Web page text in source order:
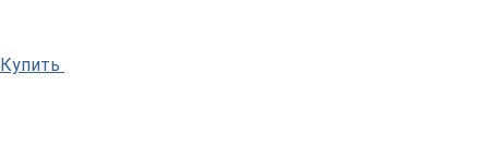
Купить